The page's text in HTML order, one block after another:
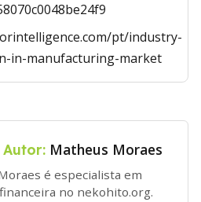
pt/industry-
in-manufacturing-market
Matheus Moraes
é especialista em
no nekohito.org.